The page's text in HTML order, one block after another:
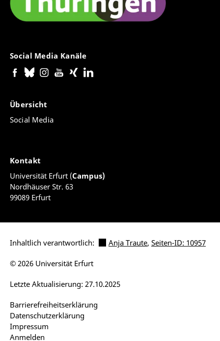
Social Media Kanäle
Übersicht
Social Media
Kontakt
Universität Erfurt (Campus)
Nordhäuser Str. 63
99089 Erfurt
Inhaltlich verantwortlich: Anja Traute, Seiten-ID: 10957
Barrierefreiheitserklärung
Datenschutzerklärung
Impressum
Anmelden
Letzte Aktualisierung: 27.10.2025
© 2026 Universität Erfurt